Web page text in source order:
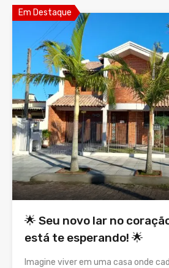
Em Destaque
🌟 Seu novo lar no
está te esperando! 🌟
Imagine viver em uma casa onde